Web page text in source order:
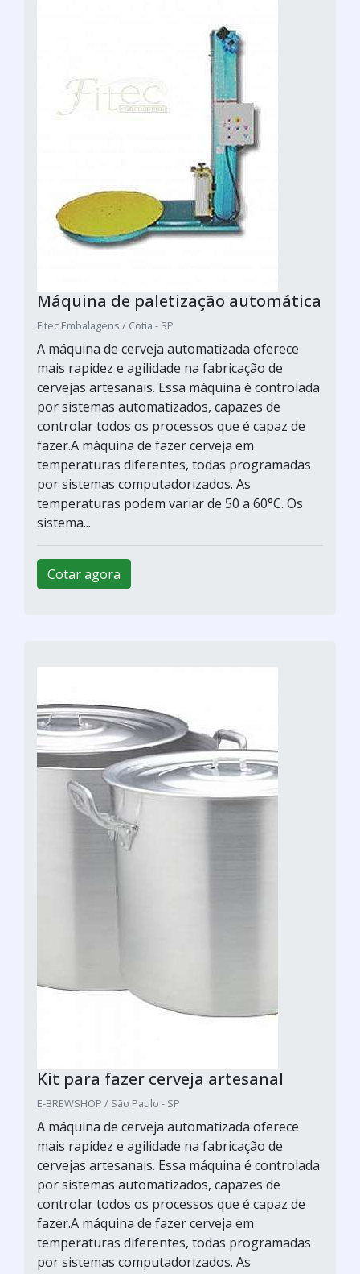
Máquina de paletização automática
Fitec Embalagens / Cotia - SP
A máquina de cerveja automatizada oferece
mais rapidez e agilidade na fabricação de
cervejas artesanais. Essa máquina é controlada
por sistemas automatizados, capazes de
controlar todos os processos que é capaz de
fazer.A máquina de fazer cerveja em
temperaturas diferentes, todas programadas
por sistemas computadorizados. As
temperaturas podem variar de 50 a 60°C. Os
sistema...
Cotar agora
Kit para fazer cerveja artesanal
E-BREWSHOP / São Paulo - SP
A máquina de cerveja automatizada oferece
mais rapidez e agilidade na fabricação de
cervejas artesanais. Essa máquina é controlada
por sistemas automatizados, capazes de
controlar todos os processos que é capaz de
fazer.A máquina de fazer cerveja em
temperaturas diferentes, todas programadas
por sistemas computadorizados. As